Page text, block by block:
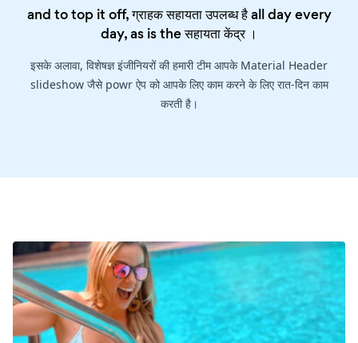
and to top it off, ग्राहक सहायता उपलब्ध है all day every
day, as is theसहायता केंद्र।
इसके अलावा, विशेषज्ञ इंजीनियरों की हमारी टीम आपके Material Header
slideshow जैसे powr ऐप को आपके लिए काम करने के लिए रात-दिन काम
करती है।